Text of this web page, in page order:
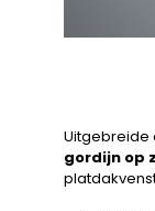
Uitgebreide
gordijn op